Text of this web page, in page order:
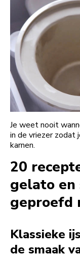
Je weet nooit
in de vriezer
karnen.
20
gelato en
geproefd
Klassieke
de smaak